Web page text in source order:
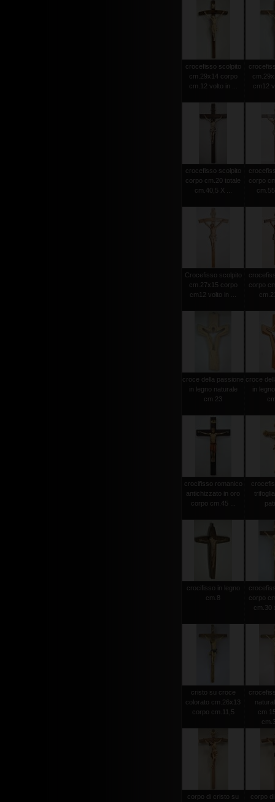
crocefisso scolpito
cm.29x14 corpo
cm.12 volto in ...
cm12
crocefisso scolpito
corpo cm.20 totale
cm.40,5 X ...
corpo
Crocefisso scolpito
cm.27x15 corpo
cm12 volto in ...
corpo
croce della passione
in legno naturale
cm.23
croce
in
crocifisso romanico
antichizzato in oro
corpo cm.45 ...
crocifisso in legno
cm.8
corpo
cm.30
cristo su croce
colorato cm.26x13
corpo cm.11,5
corpo di cristo su
corpo